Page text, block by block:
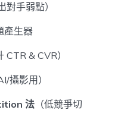
對手弱點）
產生器
& CVR）
攝影用）
法 （低競爭切